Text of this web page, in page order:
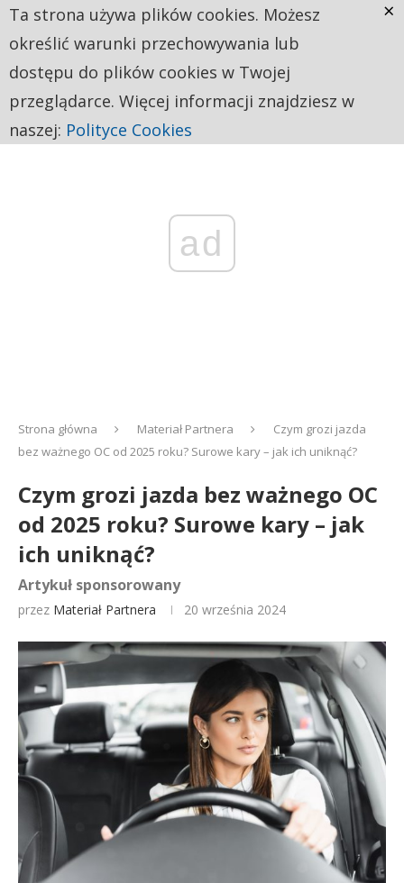
ad
Strona główna Materiał Partnera
Czym grozi jazda
bez ważnego OC od 2025 roku? Surowe kary – jak ich uniknąć?
Czym grozi jazda bez ważnego OC
od 2025 roku? Surowe kary – jak
ich uniknąć?
Artykuł sponsorowany
przez Materiał Partnera 20 września 2024
Ta strona używa plików cookies. Możesz
określić warunki przechowywania lub
dostępu do plików cookies w Twojej
przeglądarce. Więcej informacji znajdziesz w
naszej: Polityce Cookies
×